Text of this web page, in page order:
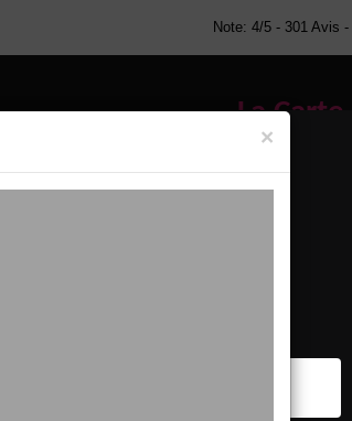
Note: 4/5 - 301 Avis -
La Carte
×